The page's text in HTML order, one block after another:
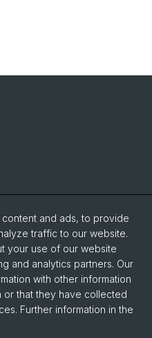
Fakultät
and ads, to provide
traffic to our website.
your use of our website
and analytics partners. Our
with other information
that they have collected
Further information in the